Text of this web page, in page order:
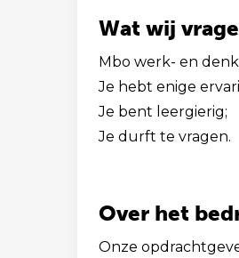
Wat wij
Mbo werk- en
Je hebt enige
Je bent leergierig;
Je durft te vragen.
Over het
Onze